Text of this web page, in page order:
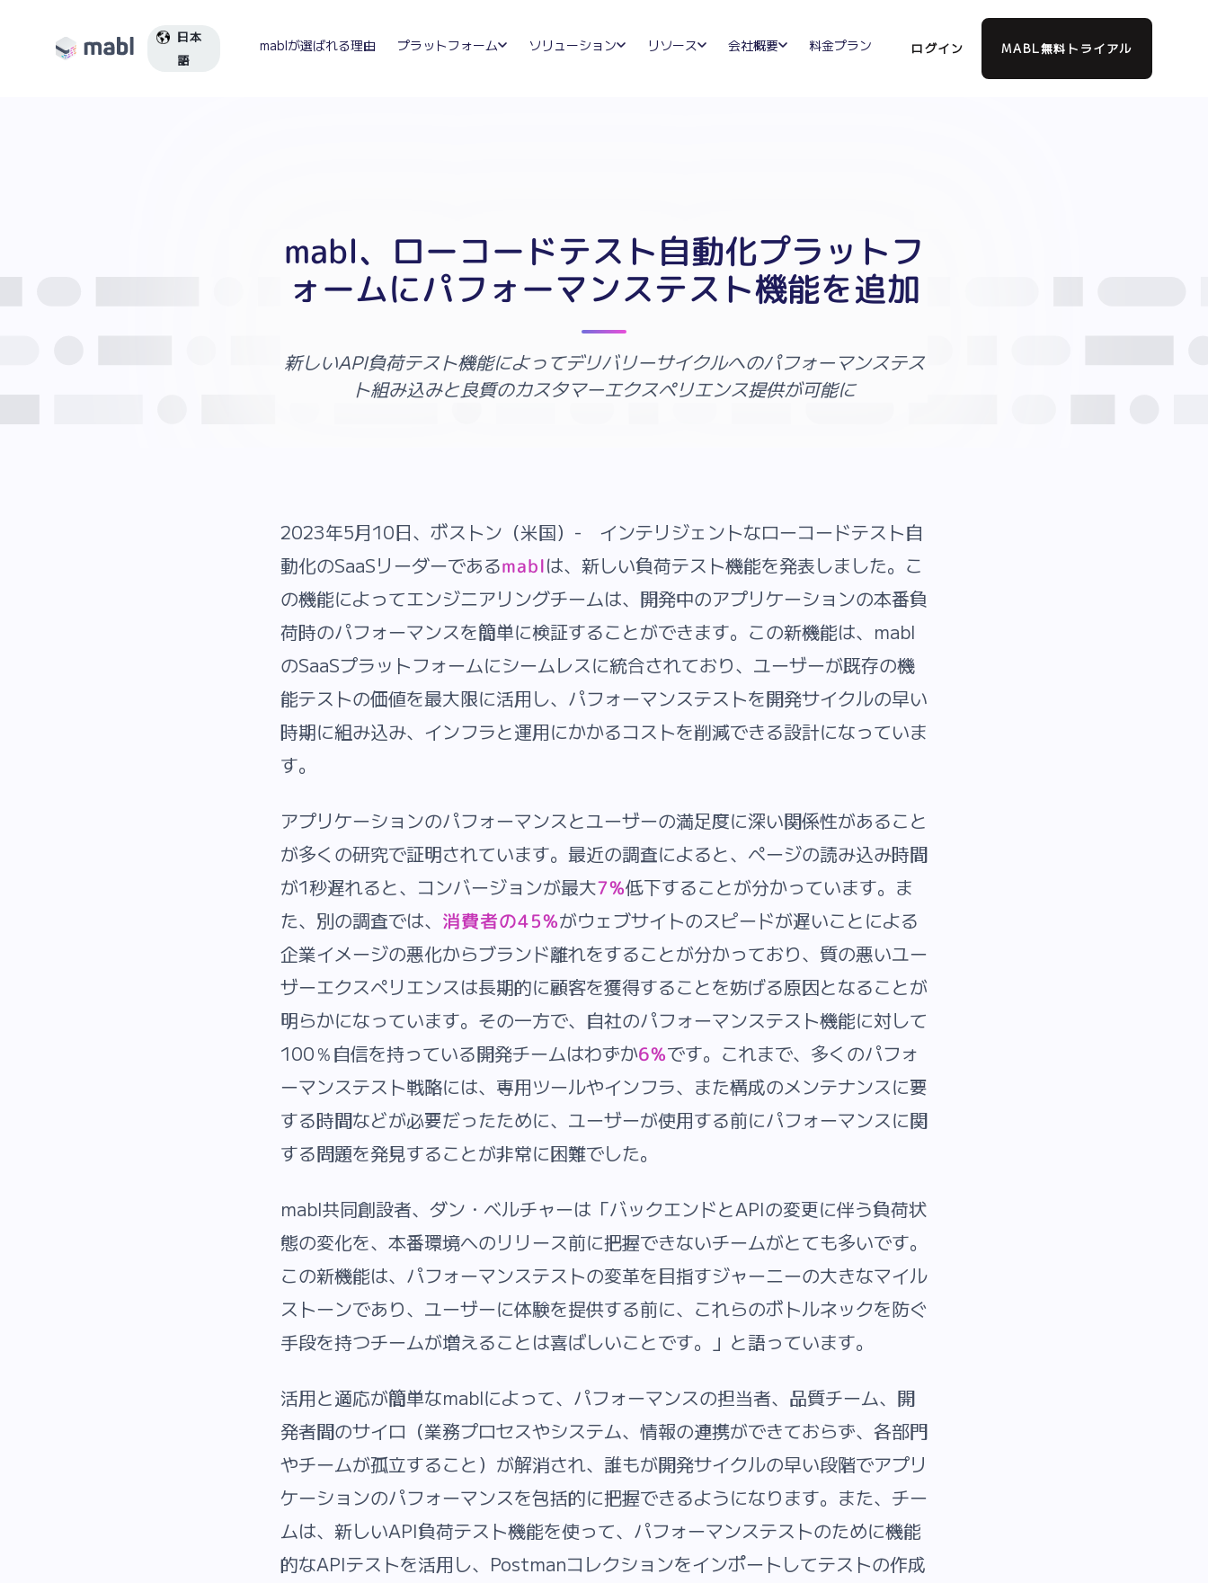
日本
語
mablが選ばれる理由 プラットフォーム ソリューション リソース 会社概要 料金プラン ログイン MABL無料トライアル
mabl、ローコードテスト自動化プラットフ
ォームにパフォーマンステスト機能を追加
新しいAPI負荷テスト機能によってデリバリーサイクルへのパフォーマンステス
ト組み込みと良質のカスタマーエクスペリエンス提供が可能に
2023年5月10日、ボストン（米国）- インテリジェントなローコードテスト自
動化のSaaSリーダーであるmablは、新しい負荷テスト機能を発表しました。こ
の機能によってエンジニアリングチームは、開発中のアプリケーションの本番負
荷時のパフォーマンスを簡単に検証することができます。この新機能は、mabl
のSaaSプラットフォームにシームレスに統合されており、ユーザーが既存の機
能テストの価値を最大限に活用し、パフォーマンステストを開発サイクルの早い
時期に組み込み、インフラと運用にかかるコストを削減できる設計になっていま
す。
アプリケーションのパフォーマンスとユーザーの満足度に深い関係性があること
が多くの研究で証明されています。最近の調査によると、ページの読み込み時間
が1秒遅れると、コンバージョンが最大7%低下することが分かっています。ま
た、別の調査では、 消費者の45%がウェブサイトのスピードが遅いことによる
企業イメージの悪化からブランド離れをすることが分かっており、質の悪いユー
ザーエクスペリエンスは長期的に顧客を獲得することを妨げる原因となることが
明らかになっています。その一方で、自社のパフォーマンステスト機能に対して
100％自信を持っている開発チームはわずか6%です。これまで、多くのパフォ
ーマンステスト戦略には、専用ツールやインフラ、また構成のメンテナンスに要
する時間などが必要だったために、ユーザーが使用する前にパフォーマンスに関
する問題を発見することが非常に困難でした。
mabl共同創設者、ダン・ベルチャーは「バックエンドとAPIの変更に伴う負荷状
態の変化を、本番環境へのリリース前に把握できないチームがとても多いです。
この新機能は、パフォーマンステストの変革を目指すジャーニーの大きなマイル
ストーンであり、ユーザーに体験を提供する前に、これらのボトルネックを防ぐ
手段を持つチームが増えることは喜ばしいことです。」と語っています。
活用と適応が簡単なmablによって、パフォーマンスの担当者、品質チーム、開
発者間のサイロ（業務プロセスやシステム、情報の連携ができておらず、各部門
やチームが孤立すること）が解消され、誰もが開発サイクルの早い段階でアプリ
ケーションのパフォーマンスを包括的に把握できるようになります。また、チー
ムは、新しいAPI負荷テスト機能を使って、パフォーマンステストのために機能
的なAPIテストを活用し、Postmanコレクションをインポートしてテストの作成